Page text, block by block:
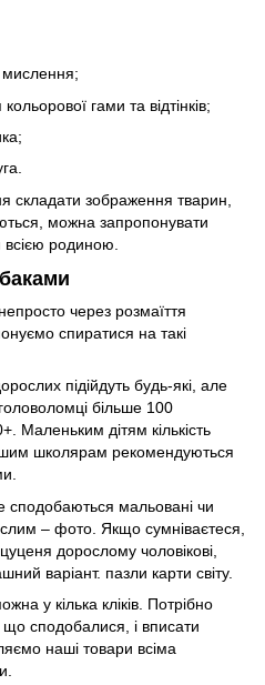
мислення;
гами та відтінків;
зображення тварин,
можна запропонувати
всією родиною.
через розмаїття
спиратися на такі
підійдуть будь-які, але
більше 100
Маленьким дітям кількість
школярам рекомендуються
сподобаються мальовані чи
– фото. Якщо сумніваєтеся,
дорослому чоловікові,
варіант. пазли карти світу.
у кілька кліків. Потрібно
сподобалися, і вписати
наші товари всіма